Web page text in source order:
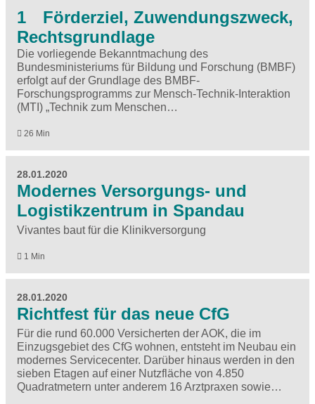
1 Förderziel, Zuwendungszweck,
Rechtsgrundlage
Die vorliegende Bekanntmachung des
Bundesministeriums für Bildung und Forschung (BMBF)
erfolgt auf der Grundlage des BMBF-
Forschungsprogramms zur Mensch-Technik-Interaktion
(MTI) „Technik zum Menschen…
26 Min
28.01.2020
Modernes Versorgungs- und
Logistikzentrum in Spandau
Vivantes baut für die Klinikversorgung
1 Min
28.01.2020
Richtfest für das neue CfG
Für die rund 60.000 Versicherten der AOK, die im
Einzugsgebiet des CfG wohnen, entsteht im Neubau ein
modernes Servicecenter. Darüber hinaus werden in den
sieben Etagen auf einer Nutzfläche von 4.850
Quadratmetern unter anderem 16 Arztpraxen sowie…